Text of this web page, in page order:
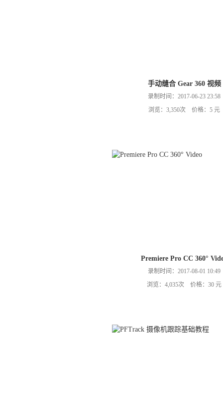
手动缝合 Gear 360 视频
录制时间：2017-06-23 23:58
浏览：3,350次 价格：5 元
Premiere Pro CC 360°
录制时间：2017-08-01 10:49
浏览：4,035次 价格：30 元